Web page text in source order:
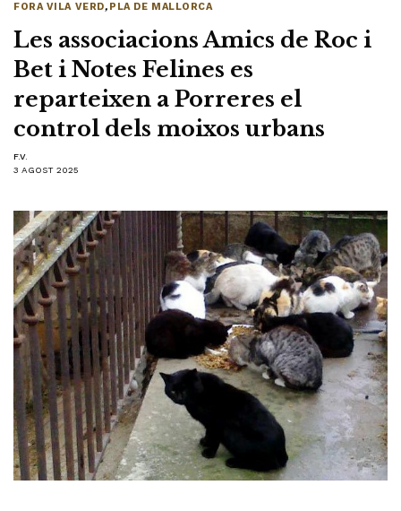
FORA VILA VERD, PLA DE MALLORCA
Les associacions Amics de Roc i
Bet i Notes Felines es
reparteixen a Porreres el
control dels moixos urbans
F.V.
3 AGOST 2025